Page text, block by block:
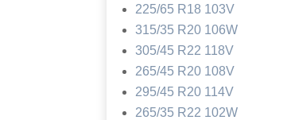
225/65 R18 103V
315/35 R20 106W
305/45 R22 118V
265/45 R20 108V
295/45 R20 114V
265/35 R22 102W